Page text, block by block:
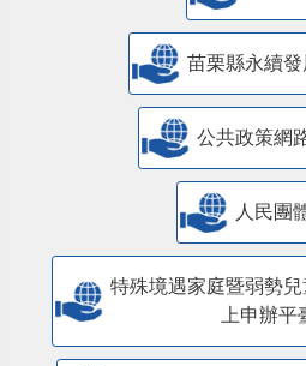
苗栗縣永續
公共政策網
人民團
特殊境遇家庭暨弱勢
上申辦平